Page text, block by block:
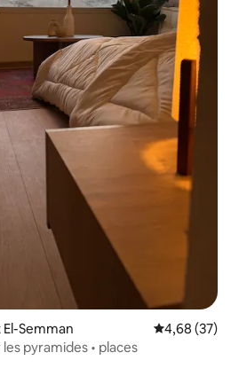
Semman Évaluation
4,68 (37)
pyramides • places